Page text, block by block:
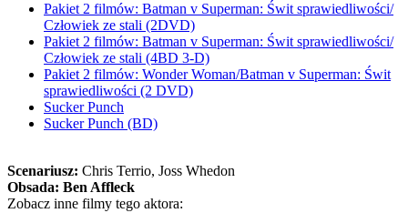
Pakiet 2 filmów: Batman v Superman: Świt sprawiedliwości/
Człowiek ze stali (2DVD)
Pakiet 2 filmów: Batman v Superman: Świt sprawiedliwości/
Człowiek ze stali (4BD 3-D)
Pakiet 2 filmów: Wonder Woman/Batman v Superman: Świt
sprawiedliwości (2 DVD)
Sucker Punch
Sucker Punch (BD)
Scenariusz: Chris Terrio, Joss Whedon
Obsada: Ben Affleck
Zobacz inne filmy tego aktora: